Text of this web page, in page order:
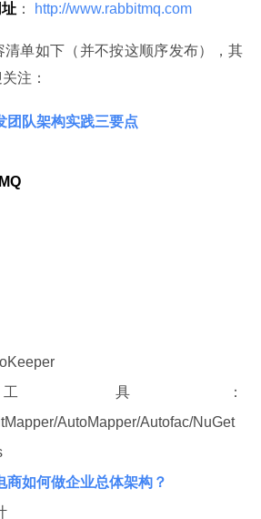
： http://www.rabbitmq.com
单如下（并不按这顺序发布），其
注：
团队架构实践三要点
具：
AutoMapper/Autofac/NuGet
商如何做企业总体架构？